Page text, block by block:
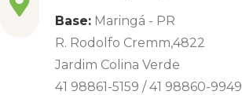
Base: Maringá - PR
R. Rodolfo Cremm,4822
Jardim Colina Verde
41 98861-5159 / 41 98860-9949